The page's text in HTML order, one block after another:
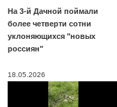
На 3-й Дачной поймали
более четверти сотни
уклоняющихся "новых
россиян"
18.05.2026